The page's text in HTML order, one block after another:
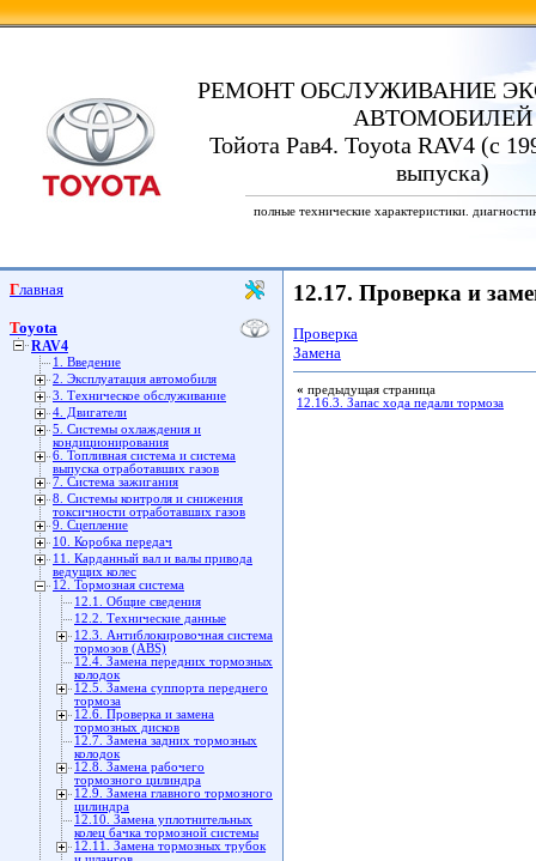
РЕМОНТ ОБСЛУЖИВАНИЕ
АВТОМОБИЛЕЙ
Тойота Рав4. Toyota RAV4 (с
выпуска)
полные технические характеристики.
Главная
Toyota
RAV4
1. Введение
2. Эксплуатация автомобиля
3. Техническое обслуживание
4. Двигатели
5. Системы охлаждения и
кондиционирования
6. Топливная система и система
выпуска отработавших газов
7. Система зажигания
8. Системы контроля и снижения
токсичности отработавших газов
9. Сцепление
10. Коробка передач
11. Карданный вал и валы привода
ведущих колес
12. Тормозная система
12.1. Общие сведения
12.2. Технические данные
12.3. Антиблокировочная система
тормозов (ABS)
12.4. Замена передних тормозных
колодок
12.5. Замена суппорта переднего
тормоза
12.6. Проверка и замена
тормозных дисков
12.7. Замена задних тормозных
колодок
12.8. Замена рабочего
тормозного цилиндра
12.9. Замена главного тормозного
цилиндра
12.10. Замена уплотнительных
колец бачка тормозной системы
12.11. Замена тормозных трубок
12.17. Проверка и
Проверка
Замена
« предыдущая страница
12.16.3. Запас хода педали тормоза